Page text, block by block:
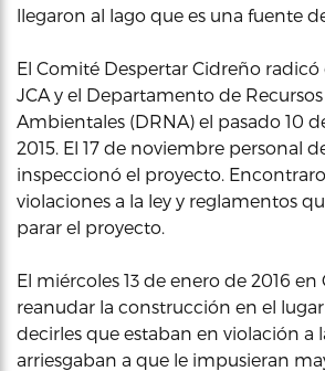
llegaron al lago que es una fuente
El Comité Despertar Cidreño radicó
JCA y el Departamento de
Ambientales (DRNA) el pasado 10
2015. El 17 de noviembre personal
inspeccionó el proyecto.
violaciones a la ley y reglamentos
parar el proyecto.
El miércoles 13 de enero de 2016
reanudar la construcción en el lugar
decirles que estaban en violación a
arriesgaban a que le impusieran